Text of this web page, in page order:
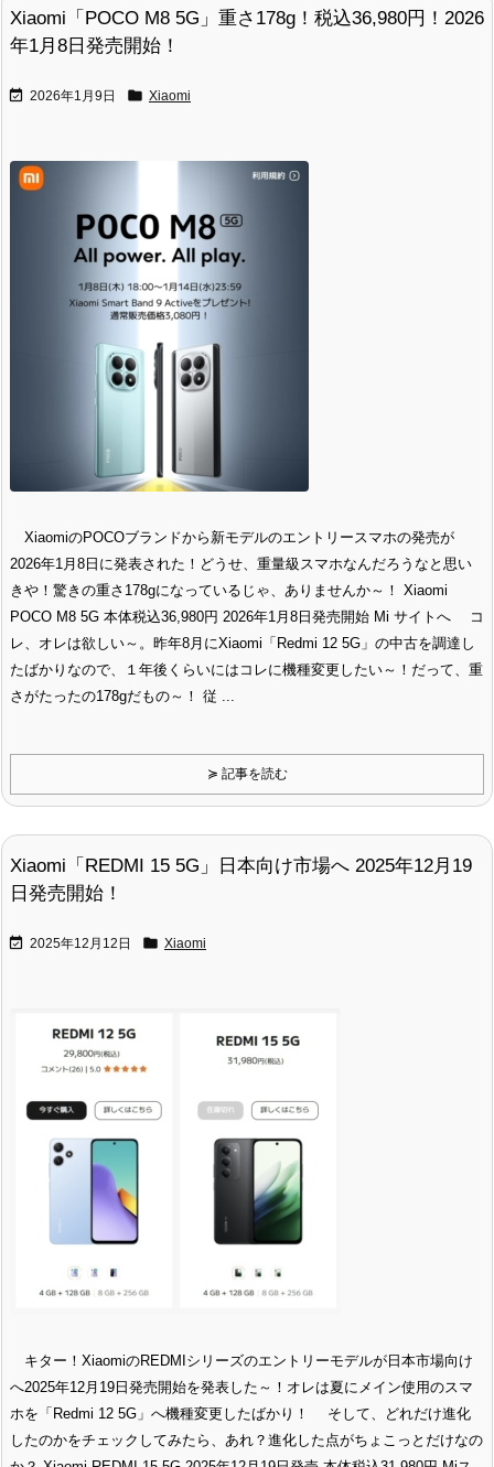
Xiaomi「POCO M8 5G」重さ178g！税込36,980円！2026
年1月8日発売開始！
 2026年1月9日  Xiaomi
XiaomiのPOCOブランドから新モデルのエントリースマホの発売が
2026年1月8日に発表された！どうせ、重量級スマホなんだろうなと思い
きや！驚きの重さ178gになっているじゃ、ありませんか～！ Xiaomi
POCO M8 5G 本体税込36,980円 2026年1月8日発売開始 Mi サイトへ コ
レ、オレは欲しい～。昨年8月にXiaomi「Redmi 12 5G」の中古を調達し
たばかりなので、１年後くらいにはコレに機種変更したい～！だって、重
さがたったの178gだもの～！ 従 ...
≽ 記事を読む
Xiaomi「REDMI 15 5G」日本向け市場へ 2025年12月19
日発売開始！
 2025年12月12日  Xiaomi
キター！XiaomiのREDMIシリーズのエントリーモデルが日本市場向け
へ2025年12月19日発売開始を発表した～！オレは夏にメイン使用のスマ
ホを「Redmi 12 5G」へ機種変更したばかり！ そして、どれだけ進化
したのかをチェックしてみたら、あれ？進化した点がちょこっとだけなの